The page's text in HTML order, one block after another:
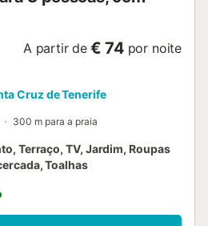
A partir de € 74 por noite
Cruz de Tenerife
300 m para a praia
Terraço, TV, Jardim, Roupas
Toalhas